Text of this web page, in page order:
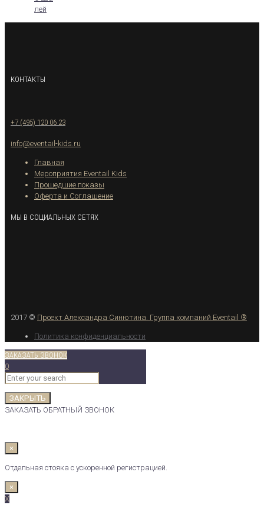
лей
КОНТАКТЫ
+7 (495) 120 06 23
info@eventail-kids.ru
Главная
Мероприятия Eventail Kids
Прошедшие показы
Оферта и Соглашение
МЫ В СОЦИАЛЬНЫХ СЕТЯХ
2017 © Проект Александра Синютина. Группа компаний Eventail ®
Политика конфиденциальности
ЗАКАЗАТЬ ЗВОНОК
0
ЗАКРЫТЬ
ЗАКАЗАТЬ ОБРАТНЫЙ ЗВОНОК
×
Отдельная стояка с ускоренной регистрацией.
×
X